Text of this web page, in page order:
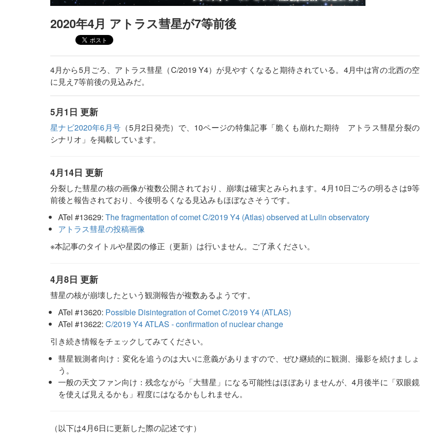
2020年4月 アトラス彗星が7等前後
4月から5月ごろ、アトラス彗星（C/2019 Y4）が見やすくなると期待されている。4月中は宵の北西の空
に見え7等前後の見込みだ。
5月1日 更新
星ナビ2020年6月号 （5月2日発売）で、10ページの特集記事「脆くも崩れた期待 アトラス彗星分裂の
シナリオ」を掲載しています。
4月14日 更新
分裂した彗星の核の画像が複数公開されており、崩壊は確実とみられます。4月10日ごろの明るさは9等
前後と報告されており、今後明るくなる見込みもほぼなさそうです。
ATel #13629: The fragmentation of comet C/2019 Y4 (Atlas) observed at Lulin observatory
アトラス彗星の投稿画像
※本記事のタイトルや星図の修正（更新）は行いません。ご了承ください。
4月8日 更新
彗星の核が崩壊したという観測報告が複数あるようです。
ATel #13620: Possible Disintegration of Comet C/2019 Y4 (ATLAS)
ATel #13622: C/2019 Y4 ATLAS - confirmation of nuclear change
引き続き情報をチェックしてみてください。
彗星観測者向け：変化を追うのは大いに意義がありますので、ぜひ継続的に観測、撮影を続けましょ
う。
一般の天文ファン向け：残念ながら「大彗星」になる可能性はほぼありませんが、4月後半に「双眼鏡
を使えば見えるかも」程度にはなるかもしれません。
（以下は4月6日に更新した際の記述です）